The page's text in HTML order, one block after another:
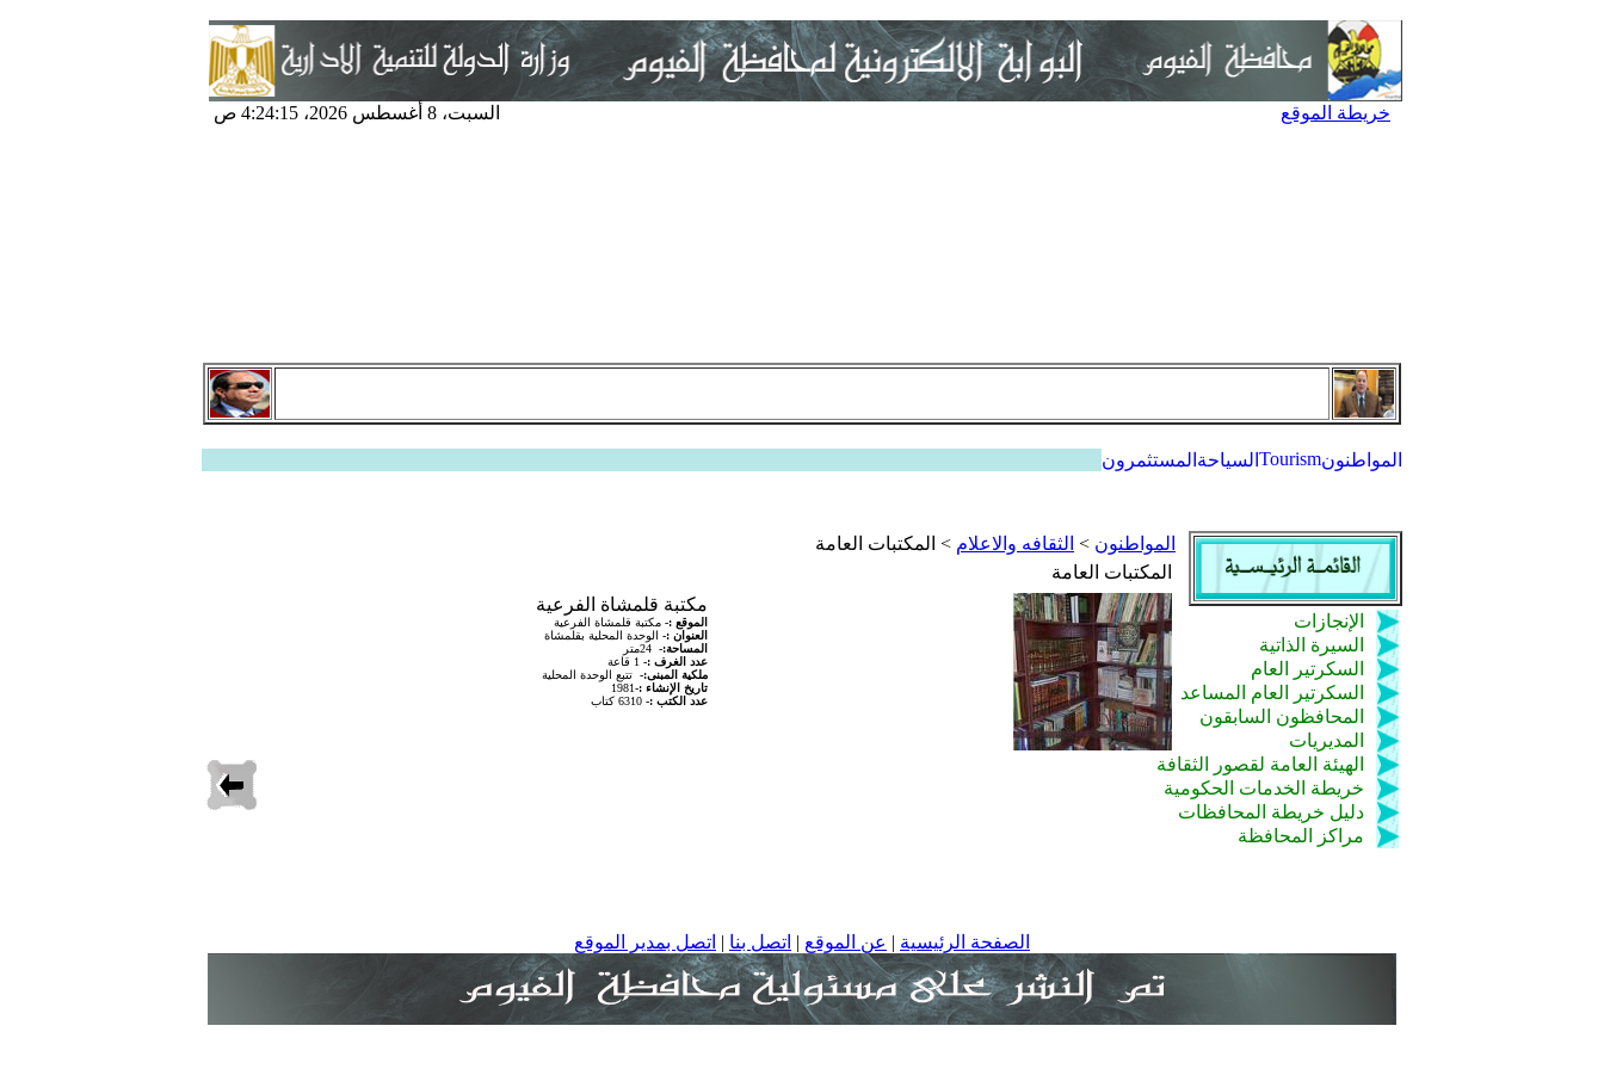
خريطة الموقع السبت، 8 أغسطس 2026، 4:24:15 ص
المواطنونTourism السياحة المستثمرون
الإنجازات
السيرة الذاتية
السكرتير العام
السكرتير العام المساعد
المحافظون السابقون
المديريات
الهيئة العامة لقصور الثقافة
خريطة الخدمات الحكومية
دليل خريطة المحافظات
مراكز المحافظة
المواطنون > الثقافه والاعلام > المكتبات العامة
المكتبات العامة
مكتبة قلمشاة الفرعية
الموقع :- مكتبة قلمشاة الفرعية
العنوان :- الوحدة المحلية بقلمشاة
المساحة:- 24متر
عدد الغرف :- 1 قاعة
ملكية المبنى:- تتبع الوحدة المحلية
تاريخ الإنشاء :-1981
عدد الكتب :- 6310 كتاب
الصفحة الرئيسية | عن الموقع | اتصل بنا | اتصل بمدير الموقع